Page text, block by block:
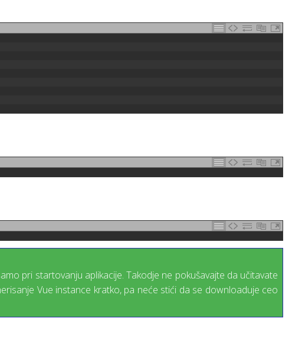
pri startovanju aplikacije. Takodje ne pokušavajte da učitavate
Vue instance kratko, pa neće stići da se downloaduje ceo